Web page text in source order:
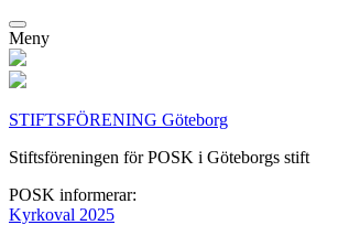
Meny
STIFTSFÖRENING Göteborg
Stiftsföreningen för POSK i Göteborgs stift
POSK informerar:
Kyrkoval 2025